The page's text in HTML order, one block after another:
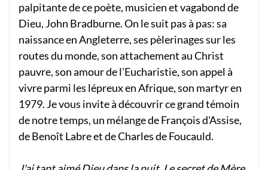
palpitante de ce poète, musicien et vagabond de
Dieu, John Bradburne. On le suit pas à pas: sa
naissance en Angleterre, ses pèlerinages sur les
routes du monde, son attachement au Christ
pauvre, son amour de l'Eucharistie, son appel à
vivre parmi les lépreux en Afrique, son martyr en
1979. Je vous invite à découvrir ce grand témoin
de notre temps, un mélange de François d'Assise,
de Benoît Labre et de Charles de Foucauld.